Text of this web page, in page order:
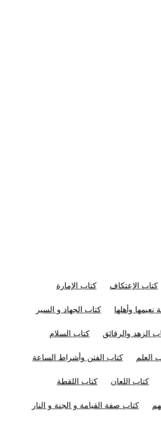
كتاب الإعتكاف كتاب الإمارة
وأهلها كتاب الجهاد و السير
الزهد والرقائق كتاب السلام
العلم كتاب الفتن وأشراط الساعة
كتاب اللعان كتاب اللقطة
كتاب صفة القيامة و الجنة و النار